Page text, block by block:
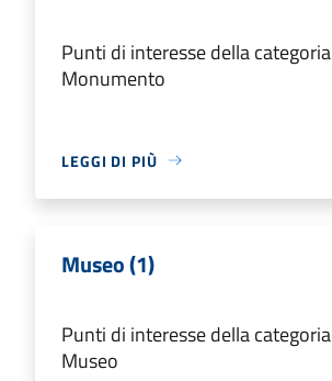
Punti di interesse della categoria
Monumento
LEGGI DI PIÙ
Museo (1)
Punti di interesse della categoria
Museo